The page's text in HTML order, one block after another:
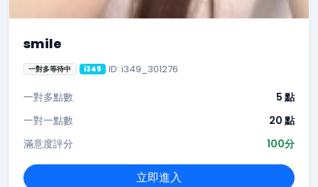
smile
一對多等待中 i349 ID: i349_301276
一對多點數
5 點
一對一點數
20 點
滿意度評分
100分
立即進入